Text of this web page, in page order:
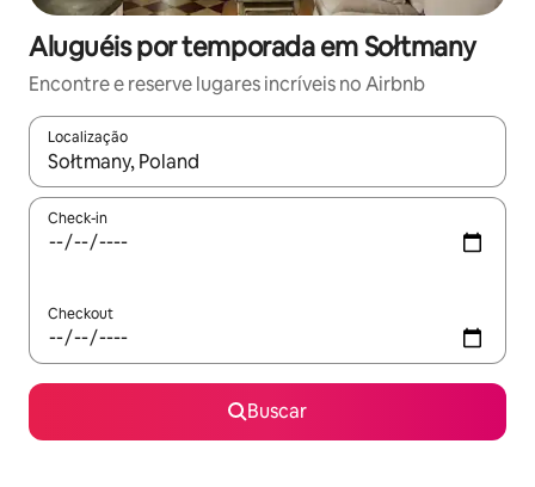
Aluguéis por temporada em Sołtmany
Encontre e reserve lugares incríveis no Airbnb
Localização
Quando os resultados estiverem disponíveis, explore-os
Check-in
Checkout
Buscar